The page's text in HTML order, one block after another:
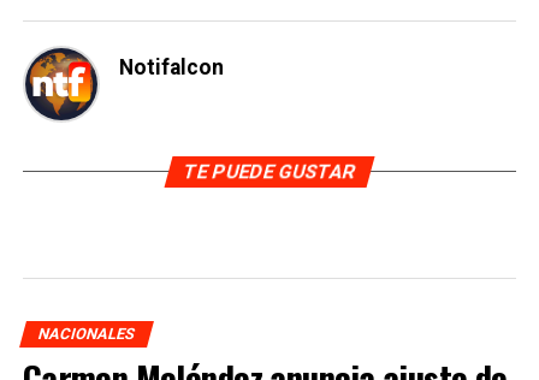
Notifalcon
TE PUEDE GUSTAR
NACIONALES